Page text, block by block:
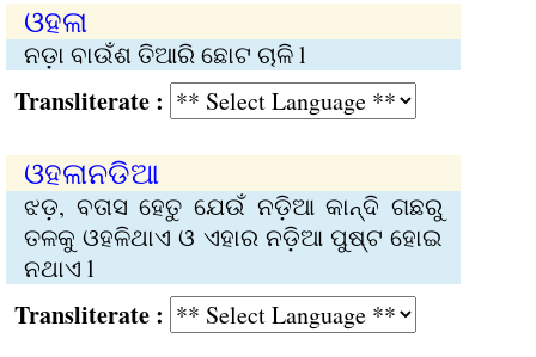
ଓହଳା
ନଡ଼ା ବାଉଁଶ ତିଆରି ଛୋଟ ଚାଳି l
:
ଓହଳାନଡିଆ
ଝଡ଼, ବତାସ ହେତୁ ଯେଉଁ ନଡ଼ିଆ କାନ୍ଦି ଗଛରୁ
ତଳକୁ ଓହଳିଥାଏ ଓ ଏହାର ନଡ଼ିଆ ପୁଷ୍ଟ ହୋ‌ଇ
ନଥାଏ l
: